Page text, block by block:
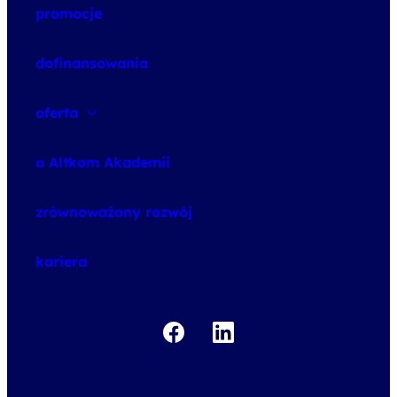
promocje
dofinansowania
oferta
o Altkom Akademii
zrównoważony rozwój
kariera